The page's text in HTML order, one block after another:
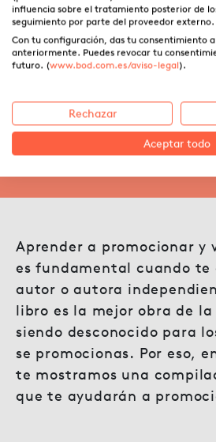
Cómo vender un
25.11.2021 ·Ángela
Aprender a promocionar y
es fundamental cuando te
autor o autora
libro es la mejor obra de
siendo desconocido para
se promocionas. Por eso,
te mostramos una
que te ayudarán a
influencia sobre el tratamiento posterior de
seguimiento por parte del proveedor externo.
Con tu configuración, das tu consentimiento a
anteriormente. Puedes revocar tu
futuro. (www.bod.com.es/aviso-legal).
Rechazar
Aceptar todo